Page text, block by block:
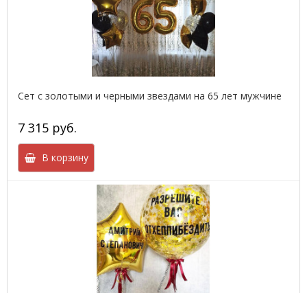
Сет с золотыми и черными звездами на 65 лет мужчине
7 315 руб.
В корзину